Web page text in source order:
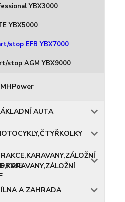
YBX3000
YBX5000
stop EFB YBX7000
stop AGM YBX9000
MHPower
AUTA
A ZAHRADA